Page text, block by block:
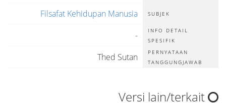
SUBJEK
Filsafat Kehidupan Manusia
INFO DETAIL
SPESIFIK
-
PERNYATAAN
TANGGUNGJAWAB
Thed Sutan